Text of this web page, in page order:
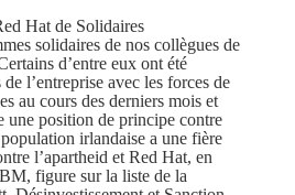
Hat de Solidaires
solidaires de nos collègues de
d’entre eux ont été
l’entreprise avec les forces de
au cours des derniers mois et
une position de principe contre
irlandaise a une fière
l’apartheid et Red Hat, en
figure sur la liste de la